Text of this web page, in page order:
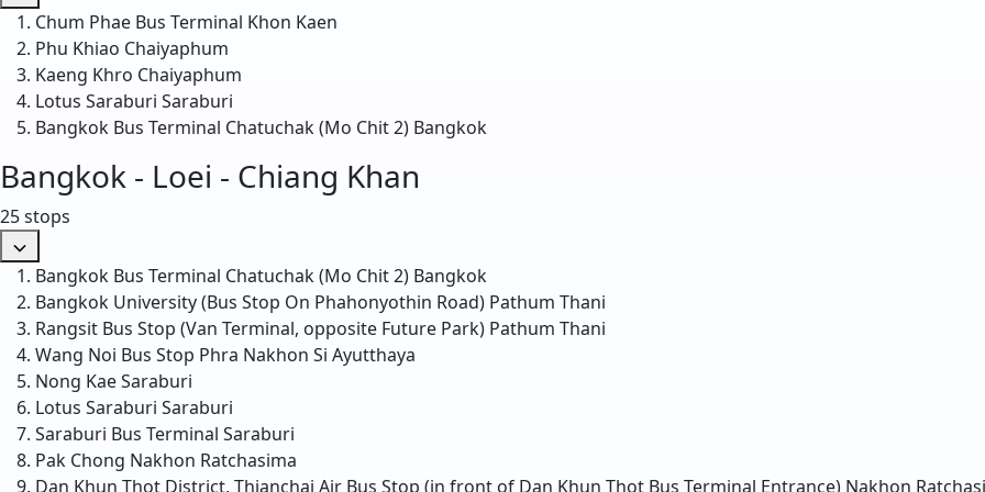
Chum Phae Bus Terminal Khon Kaen
Phu Khiao Chaiyaphum
Kaeng Khro Chaiyaphum
Lotus Saraburi Saraburi
Bangkok Bus Terminal Chatuchak (Mo Chit 2) Bangkok
Bangkok - Loei - Chiang Khan
25 stops
Bangkok Bus Terminal Chatuchak (Mo Chit 2) Bangkok
Bangkok University (Bus Stop On Phahonyothin Road) Pathum Thani
Rangsit Bus Stop (Van Terminal, opposite Future Park) Pathum Thani
Wang Noi Bus Stop Phra Nakhon Si Ayutthaya
Nong KaeSaraburi
Lotus Saraburi Saraburi
Saraburi Bus Terminal Saraburi
Pak Chong Nakhon Ratchasima
Dan Khun Thot District, Thianchai Air Bus Stop (in front of Dan Khun Thot Bus Terminal Entrance) Nakhon